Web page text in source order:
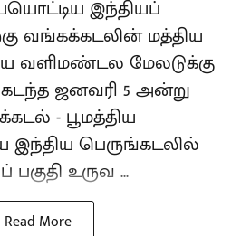
இந்தியப்
வங்கக்கடலின் மத்திய
வளிமண்டல மேலடுக்கு
கடந்த ஜனவரி 5 அன்று
- பூமத்திய
பெருங்கடலில்
பகுதி உருவ ...
Read More